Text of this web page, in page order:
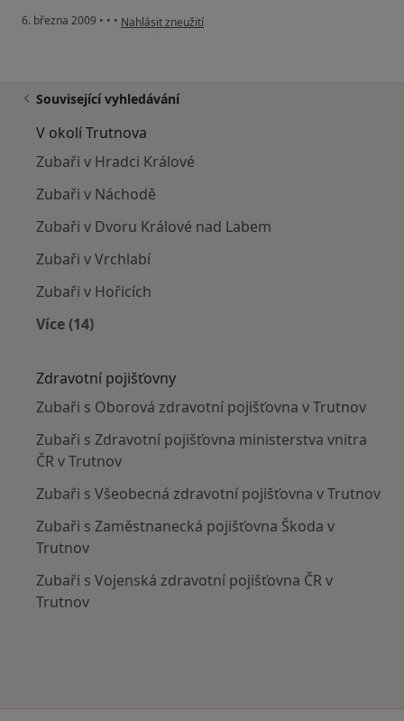
6. března 2009 • • • podle názoru uživatele bh
Nahlásit zneužití
Související vyhledávání
V okolí Trutnova
Zubaři v Hradci Králové
Zubaři v Náchodě
Zubaři v Dvoru Králové nad Labem
Zubaři v Vrchlabí
Zubaři v Hořicích
Více (14)
Zdravotní pojišťovny
Zubaři s Oborová zdravotní pojišťovna v Trutnov
Zubaři s Zdravotní pojišťovna ministerstva vnitra
ČR v Trutnov
Zubaři s Všeobecná zdravotní pojišťovna v Trutnov
Zubaři s Zaměstnanecká pojišťovna Škoda v
Trutnov
Zubaři s Vojenská zdravotní pojišťovna ČR v
Trutnov